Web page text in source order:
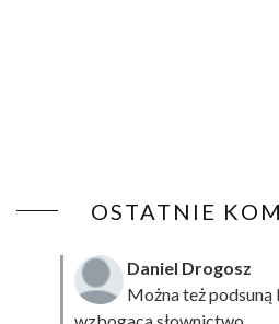
OSTATNIE
Daniel Drogosz
Można też podsuną